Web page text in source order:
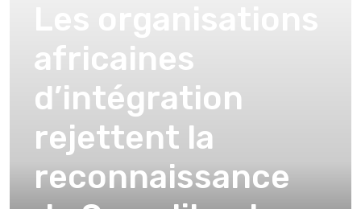
africaines
d’intégration
rejettent la
reconnaissance